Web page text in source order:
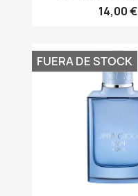
14,00 €
FUERA DE STOCK